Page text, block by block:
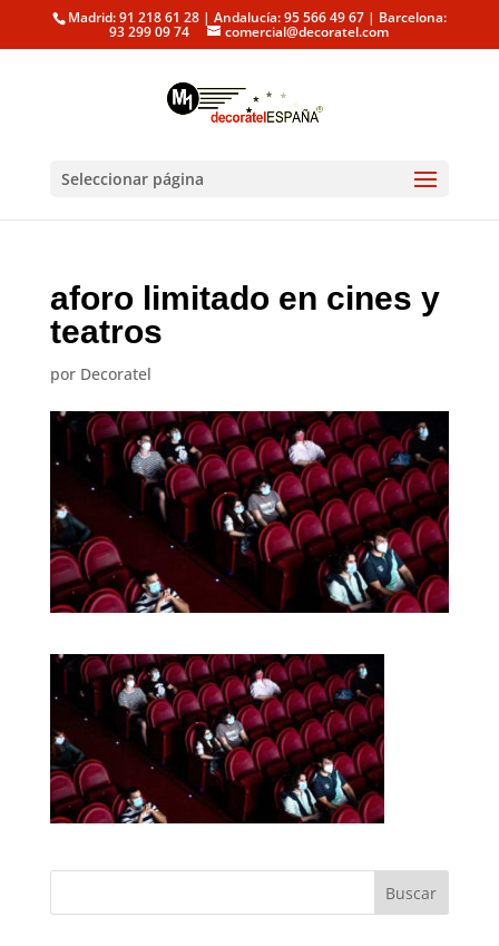
Madrid: 91 218 61 28 | Andalucía: 95 566 49 67 | Barcelona:
93 299 09 74 comercial@decoratel.com
Seleccionar página
aforo limitado en cines y
teatros
por Decoratel